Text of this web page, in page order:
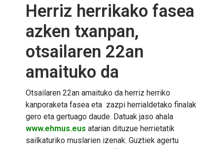
Herriz herrikako fasea
azken txanpan,
otsailaren 22an
amaituko da
Otsailaren 22an amaituko da herriz herriko
kanporaketa fasea eta zazpi herrialdetako finalak
gero eta gertuago daude. Datuak jaso ahala
www.ehmus.eus atarian dituzue herrietatik
sailkaturiko muslarien izenak. Guztiek agertu